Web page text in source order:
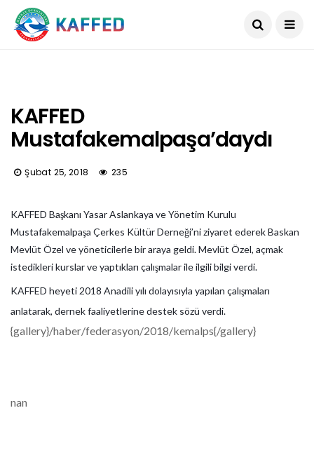
KAFFED
Mustafakemalpaşa’daydı
Şubat 25, 2018 235
KAFFED Başkanı Yasar Aslankaya ve Yönetim Kurulu
Mustafakemalpaşa Çerkes Kültür Derneği’ni ziyaret ederek Baskan
Mevlüt Özel ve yöneticilerle bir araya geldi. Mevlüt Özel, açmak
istedikleri kurslar ve yaptıkları çalışmalar ile ilgili bilgi verdi.
KAFFED heyeti 2018 Anadili yılı dolayısıyla yapılan çalışmaları
anlatarak, dernek faaliyetlerine destek sözü verdi.
{gallery}/haber/federasyon/2018/kemalps{/gallery}
nan